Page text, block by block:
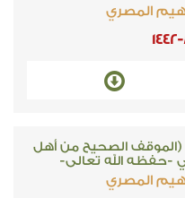
المصري
(الموقف الصحيح من أهل
-حفظه الله تعالى-
المصري